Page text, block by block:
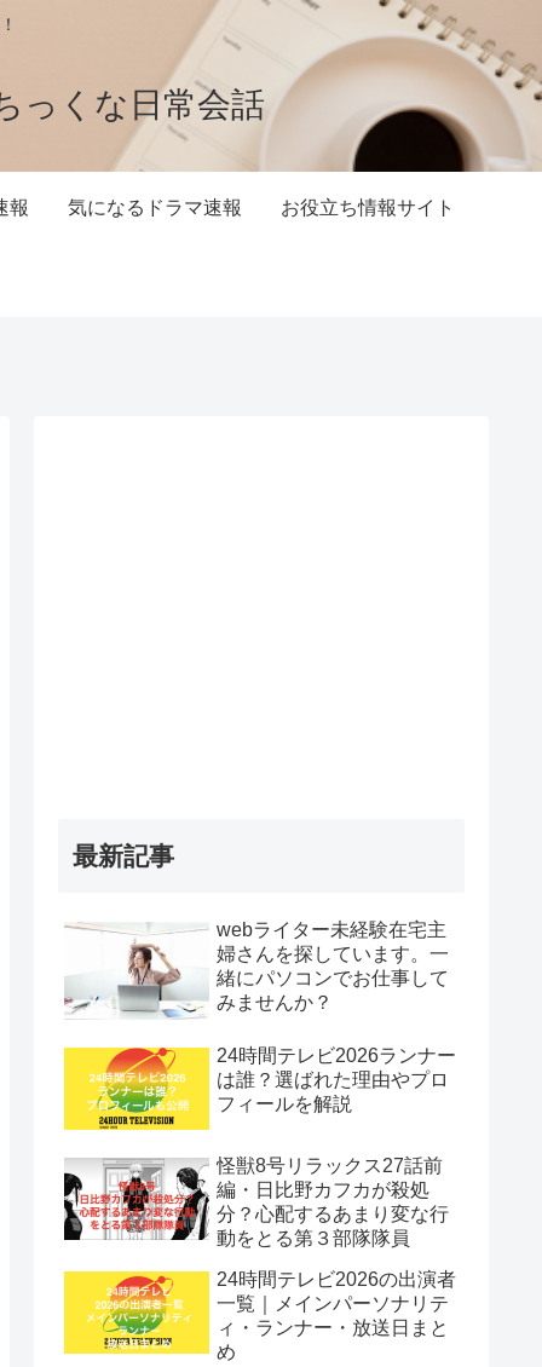
っくな日常会話
報 気になるドラマ速報 お役立ち情報サイト
最新記事
webライター未経験在宅主
婦さんを探しています。一
緒にパソコンでお仕事して
みませんか？
24時間テレビ2026ランナー
は誰？選ばれた理由やプロ
フィールを解説
怪獣8号リラックス27話前
編・日比野カフカが殺処
分？心配するあまり変な行
動をとる第３部隊隊員
24時間テレビ2026の出演者
一覧｜メインパーソナリテ
ィ・ランナー・放送日まと
め